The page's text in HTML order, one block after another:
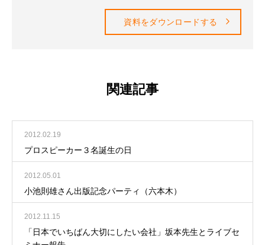
資料をダウンロードする
関連記事
2012.02.19
プロスピーカー３名誕生の日
2012.05.01
小池則雄さん出版記念パーティ（六本木）
2012.11.15
「日本でいちばん大切にしたい会社」坂本先生とライブセ